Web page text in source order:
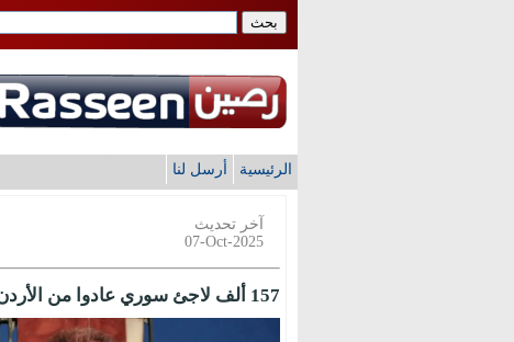
الرئيسية أرسل لنا
آخر تحديث
07-Oct-2025
157 ألف لاجئ سوري عادوا من الأردن منذ سقوط الأسد